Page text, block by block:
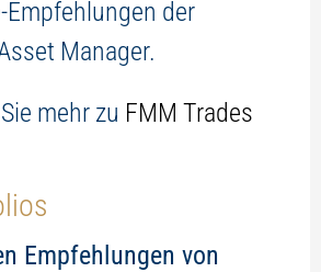
Empfehlungen der
Manager.
mehr zu FMM Trades
Empfehlungen von